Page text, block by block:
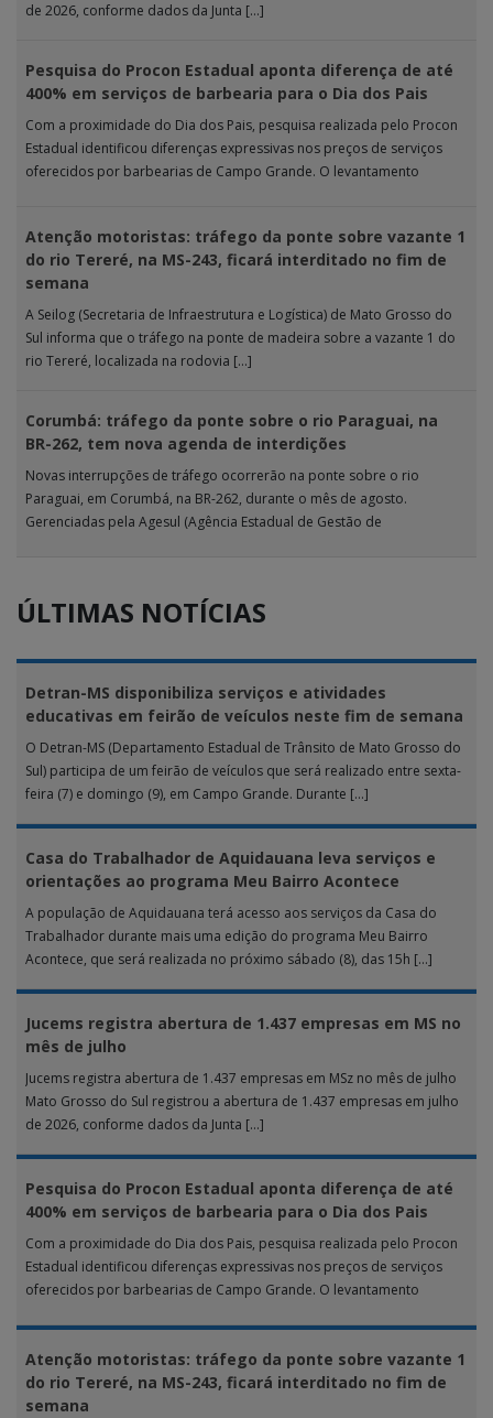
de 2026, conforme dados da Junta […]
Pesquisa do Procon Estadual aponta diferença de até
400% em serviços de barbearia para o Dia dos Pais
Com a proximidade do Dia dos Pais, pesquisa realizada pelo Procon
Estadual identificou diferenças expressivas nos preços de serviços
oferecidos por barbearias de Campo Grande. O levantamento
Atenção motoristas: tráfego da ponte sobre vazante 1
do rio Tereré, na MS-243, ficará interditado no fim de
semana
A Seilog (Secretaria de Infraestrutura e Logística) de Mato Grosso do
Sul informa que o tráfego na ponte de madeira sobre a vazante 1 do
rio Tereré, localizada na rodovia […]
Corumbá: tráfego da ponte sobre o rio Paraguai, na
BR-262, tem nova agenda de interdições
Novas interrupções de tráfego ocorrerão na ponte sobre o rio
Paraguai, em Corumbá, na BR-262, durante o mês de agosto.
Gerenciadas pela Agesul (Agência Estadual de Gestão de
ÚLTIMAS NOTÍCIAS
Detran-MS disponibiliza serviços e atividades
educativas em feirão de veículos neste fim de semana
O Detran-MS (Departamento Estadual de Trânsito de Mato Grosso do
Sul) participa de um feirão de veículos que será realizado entre sexta-
feira (7) e domingo (9), em Campo Grande. Durante […]
Casa do Trabalhador de Aquidauana leva serviços e
orientações ao programa Meu Bairro Acontece
A população de Aquidauana terá acesso aos serviços da Casa do
Trabalhador durante mais uma edição do programa Meu Bairro
Acontece, que será realizada no próximo sábado (8), das 15h […]
Jucems registra abertura de 1.437 empresas em MS no
mês de julho
Jucems registra abertura de 1.437 empresas em MSz no mês de julho
Mato Grosso do Sul registrou a abertura de 1.437 empresas em julho
de 2026, conforme dados da Junta […]
Pesquisa do Procon Estadual aponta diferença de até
400% em serviços de barbearia para o Dia dos Pais
Com a proximidade do Dia dos Pais, pesquisa realizada pelo Procon
Estadual identificou diferenças expressivas nos preços de serviços
oferecidos por barbearias de Campo Grande. O levantamento
Atenção motoristas: tráfego da ponte sobre vazante 1
do rio Tereré, na MS-243, ficará interditado no fim de
semana